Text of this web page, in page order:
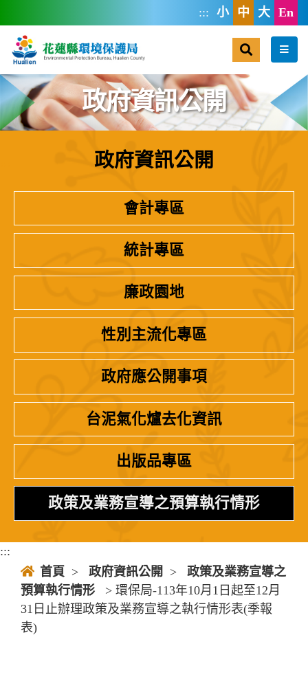
::: 小 中 大 En
選單
政府資訊公開
政府資訊公開
會計專區
統計專區
廉政園地
性別主流化專區
政府應公開事項
台泥氣化爐去化資訊
出版品專區
政策及業務宣導之預算執行情形
:::
首頁 > 政府資訊公開 >
政策及業務宣導之
預算執行情形
> 環保局-113年10月1日起至12月
31日止辦理政策及業務宣導之執行情形表(季報
表)